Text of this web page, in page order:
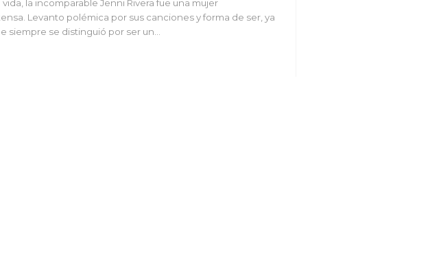
vida, la incomparable Jenni Rivera fue una mujer
Levanto polémica por sus canciones y forma de ser, ya
siempre se distinguió por ser un…